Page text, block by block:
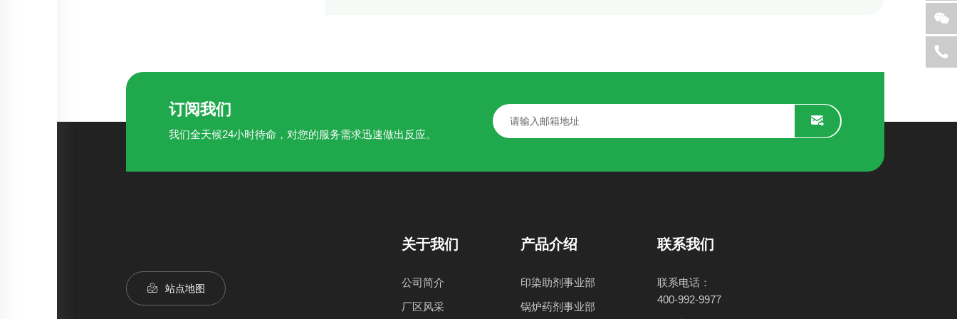
订阅我们
我们全天候24小时待命，对您的服务需求迅速做出反应。
站点地图
关于我们
公司简介
厂区风采
产品介绍
印染助剂事业部
锅炉药剂事业部
联系我们
联系电话：
400-992-9977